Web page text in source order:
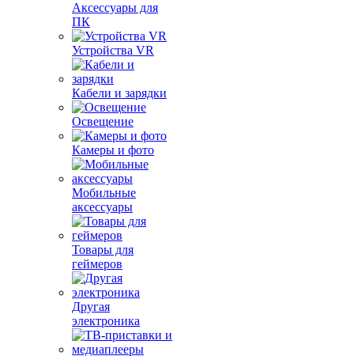
Аксессуары для
ПК
Устройства VR
Кабели и зарядки
Освещение
Камеры и фото
Мобильные
аксессуары
Товары для
геймеров
Другая
электроника